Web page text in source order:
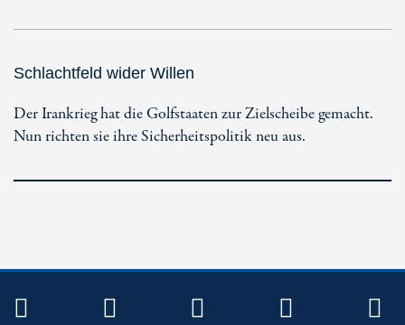
Schlachtfeld wider Willen
Der Irankrieg hat die Golfstaaten zur Zielscheibe gemacht.
Nun richten sie ihre Sicherheitspolitik neu aus.
TWITTERFACEBOOKINSTAGRAM